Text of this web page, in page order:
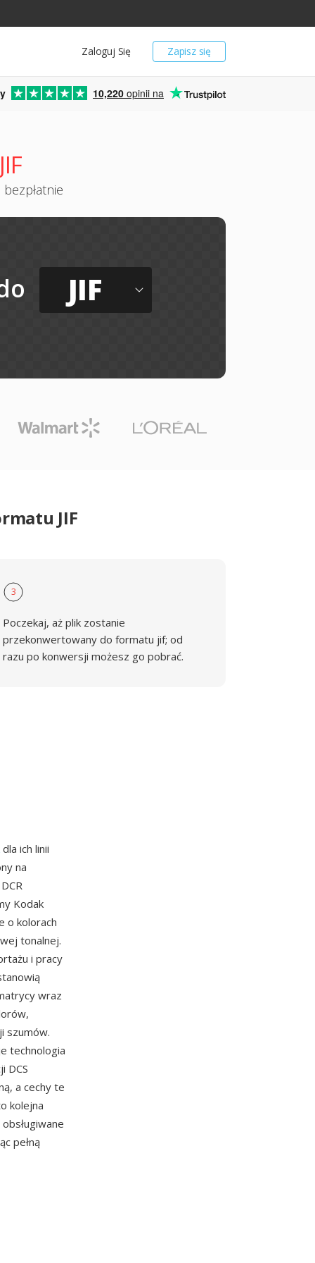
Zapisz się
Zaloguj Się
10,220 opinii na
JIF
JIF
3
Poczekaj, aż plik zostanie
przekonwertowany do formatu jif; od
razu po konwersji możesz go pobrać.
dla ich linii
na
Kodak
o kolorach
tonalnej.
i pracy
wraz
szumów.
technologia
DCS
a cechy te
kolejna
pełną